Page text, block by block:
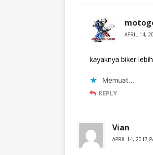
APRIL 14,
kayaknya biker
Memuat...
REPLY
Vian
APRIL 14, 2017